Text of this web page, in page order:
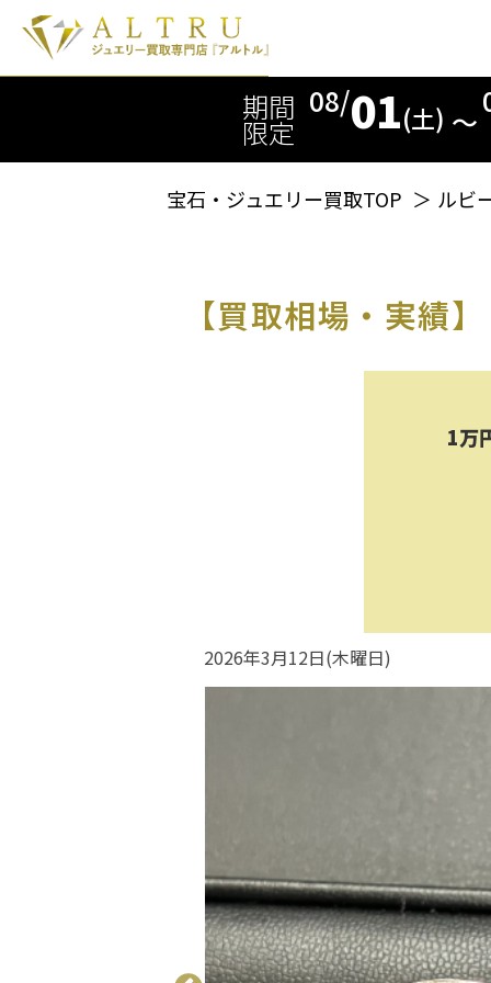
期間
限定
08/01(土) 〜
宝石・ジュエリー買取TOP ＞ ルビ
【買取相場・実績】
1万
2026年3月12日(木曜日)